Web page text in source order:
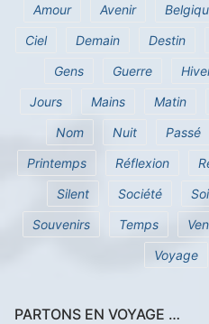
Amour Avenir
Ciel
Demain Destin
Gens
Guerre
Jours
Mains Matin
Nom
Nuit Passé
Printemps
Réflexion
Silent
Société
Souvenirs
Temps
Voyage
PARTONS EN VOYAGE …